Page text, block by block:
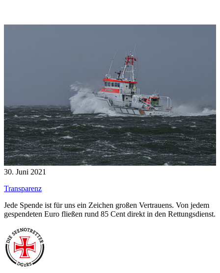
30. Juni 2021
Transparenz
Jede Spende ist für uns ein Zeichen großen Vertrauens. Von jedem
gespendeten Euro fließen rund 85 Cent direkt in den Rettungsdienst.